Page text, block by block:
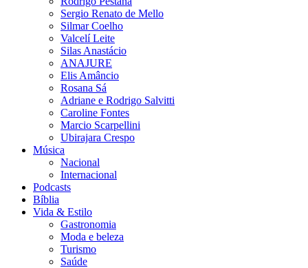
Sergio Renato de Mello
Silmar Coelho
Valcelí Leite
Silas Anastácio
ANAJURE
Elis Amâncio
Rosana Sá
Adriane e Rodrigo Salvitti
Caroline Fontes
Marcio Scarpellini
Ubirajara Crespo
Música
Nacional
Internacional
Podcasts
Bíblia
Vida & Estilo
Gastronomia
Moda e beleza
Turismo
Saúde